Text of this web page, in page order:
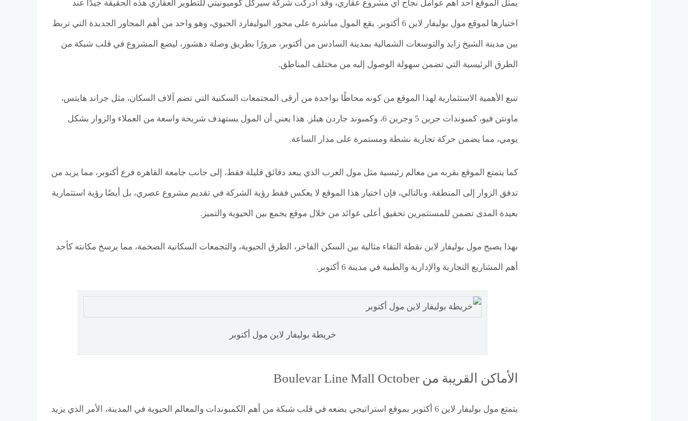
يمثل الموقع أحد أهم عوامل نجاح أي مشروع عقاري، وقد أدركت شركة سيركل كوميونيتي للتطوير العقاري هذه الحقيقة جيدًا عند
اختيارها لموقع مول بوليفار لاين 6 أكتوبر. يقع المول مباشرة على محور البوليفارد الحيوي، وهو واحد من أهم المحاور الجديدة التي تربط
بين مدينة الشيخ زايد والتوسعات الشمالية بمدينة السادس من أكتوبر، مرورًا بطريق وصلة دهشور، ليضع المشروع في قلب شبكة من
الطرق الرئيسية التي تضمن سهولة الوصول إليه من مختلف المناطق.
تنبع الأهمية الاستثمارية لهذا الموقع من كونه محاطًا بواحدة من أرقى المجتمعات السكنية التي تضم آلاف السكان، مثل جراند هايتس،
ماونتن فيو، كمبوندات جرين 5 وجرين 6، وكمبوند جاردن هيلز. هذا يعني أن المول يستهدف شريحة واسعة من العملاء والزوار بشكل
يومي، مما يضمن حركة تجارية نشطة ومستمرة على مدار الساعة.
كما يتمتع الموقع بقربه من معالم رئيسية مثل مول العرب الذي يبعد دقائق قليلة فقط، إلى جانب جامعة القاهرة فرع أكتوبر، مما يزيد من
تدفق الزوار إلى المنطقة. وبالتالي، فإن اختيار هذا الموقع لا يعكس فقط رؤية الشركة في تقديم مشروع عصري، بل أيضًا رؤية استثمارية
بعيدة المدى تضمن للمستثمرين تحقيق أعلى عوائد من خلال موقع يجمع بين الحيوية والتميز.
بهذا يصبح مول بوليفار لاين نقطة التقاء مثالية بين السكن الفاخر، الطرق الحيوية، والتجمعات السكانية الضخمة، مما يرسخ مكانته كأحد
أهم المشاريع التجارية والإدارية والطبية في مدينة 6 أكتوبر.
خريطة بوليفار لاين مول أكتوبر
الأماكن القريبة من Boulevar Line Mall October
يتمتع مول بوليفار لاين 6 أكتوبر بموقع استراتيجي يضعه في قلب شبكة من أهم الكمبوندات والمعالم الحيوية في المدينة، الأمر الذي يزيد